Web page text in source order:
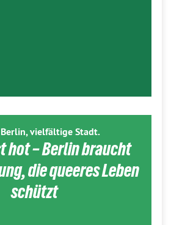
vielfältige Stadt.
hot – Berlin braucht
die queeres Leben
schützt